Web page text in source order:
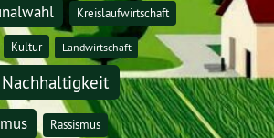
Kreislaufwirtschaft
Kultur Landwirtschaft
Nachhaltigkeit
Rassismus